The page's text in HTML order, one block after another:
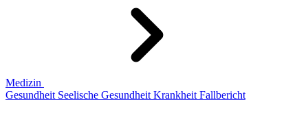
Medizin
Gesundheit Seelische Gesundheit Krankheit Fallbericht